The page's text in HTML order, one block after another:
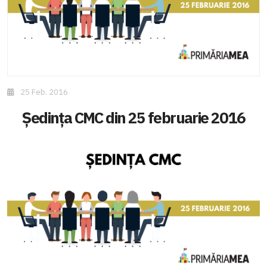
25 Feb. 2016
Ședința CMC din 25 februarie 2016